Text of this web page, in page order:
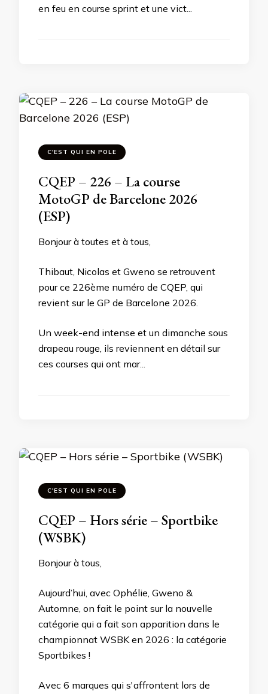
en feu en course sprint et une vict...
C'EST QUI EN POLE
CQEP – 226 – La course
MotoGP de Barcelone 2026
(ESP)
Bonjour à toutes et à tous,
Thibaut, Nicolas et Gweno se retrouvent
pour ce 226ème numéro de CQEP, qui
revient sur le GP de Barcelone 2026.
Un week-end intense et un dimanche sous
drapeau rouge, ils reviennent en détail sur
ces courses qui ont mar...
C'EST QUI EN POLE
CQEP – Hors série – Sportbike
(WSBK)
Bonjour à tous,
Aujourd’hui, avec Ophélie, Gweno &
Automne, on fait le point sur la nouvelle
catégorie qui a fait son apparition dans le
championnat WSBK en 2026 : la catégorie
Sportbikes !
Avec 6 marques qui s'affrontent lors de